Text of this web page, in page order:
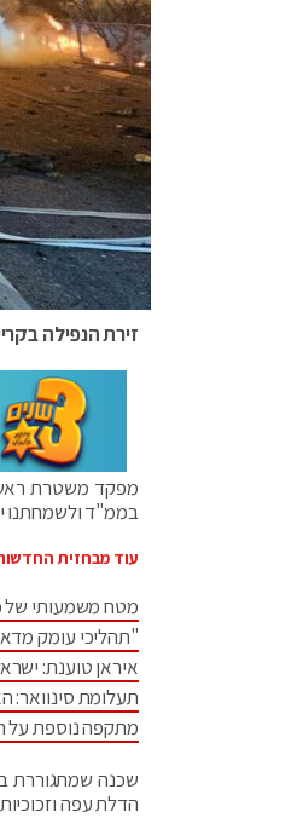
זירת הנפילה
מפקד משטרת
בממ"ד ולשמחתנו
עוד מבחזית
מטח משמעותי של
"תהליכי עומק
איראן טוענת:
תעלומת סינוואר:
מתקפה נוספת על
שכנה שמתגוררת
הדלת עפה